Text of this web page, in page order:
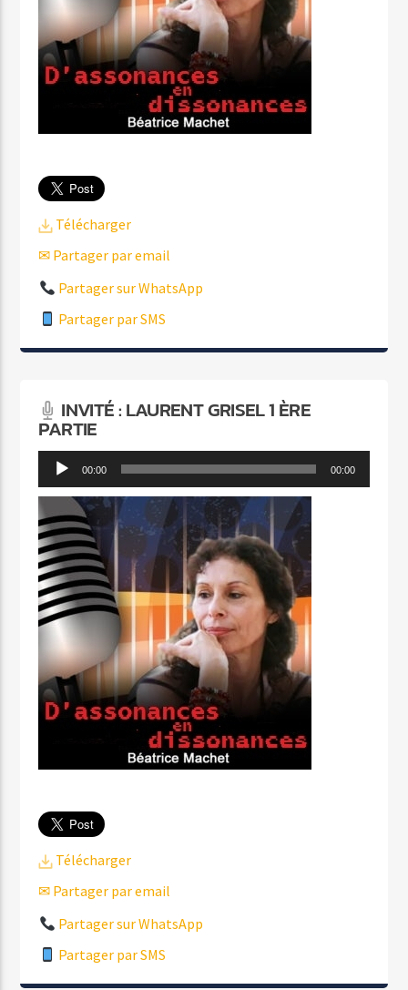
Télécharger
✉ Partager par email
Partager sur WhatsApp
Partager par SMS
INVITÉ : LAURENT GRISEL 1 ÈRE
PARTIE
Lecteur
audio
00:00 00:00
Télécharger
✉ Partager par email
Partager sur WhatsApp
Partager par SMS